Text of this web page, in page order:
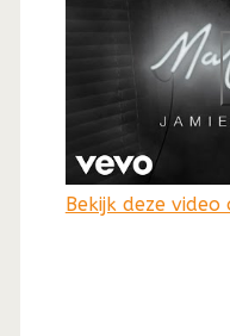
Bekijk deze video